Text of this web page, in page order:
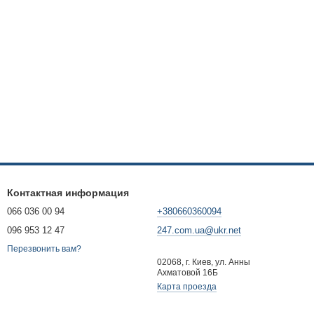
Контактная информация
066 036 00 94
096 953 12 47
Перезвонить вам?
+380660360094
247.com.ua@ukr.net
02068, г. Киев, ул. Анны
Ахматовой 16Б
Карта проезда